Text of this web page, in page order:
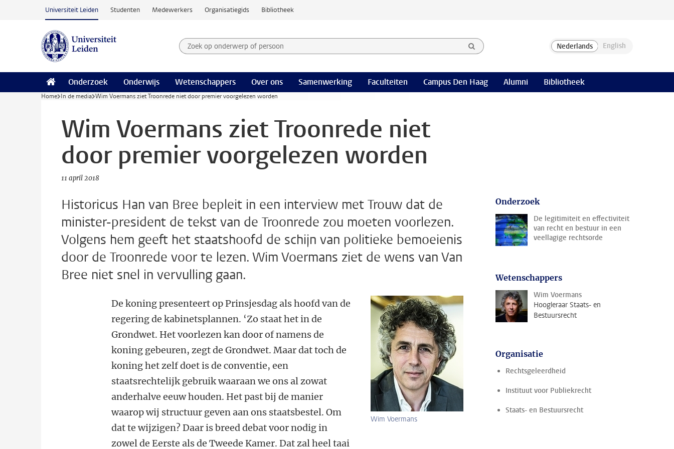
Ga naar hoofdinhoud
Universiteit Leiden Studenten Medewerkers Organisatiegids Bibliotheek
Zoek op onderwerp of persoon en selecteer categorie
Zoekterm
Onderzoek Onderwijs Wetenschappers Over ons Samenwerking Faculteiten Campus Den Haag Alumni Bibliotheek
Home In de media Wim Voermans ziet Troonrede niet door premier voorgelezen worden
Wim Voermans ziet Troonrede niet
door premier voorgelezen worden
11 april 2018
Historicus Han van Bree bepleit in een interview met Trouw dat de
minister-president de tekst van de Troonrede zou moeten voorlezen.
Volgens hem geeft het staatshoofd de schijn van politieke bemoeienis
door de Troonrede voor te lezen. Wim Voermans ziet de wens van Van
Bree niet snel in vervulling gaan.
Wim Voermans
De koning presenteert op Prinsjesdag als hoofd van de
regering de kabinetsplannen. ‘Zo staat het in de
Grondwet. Het voorlezen kan door of namens de
koning gebeuren, zegt de Grondwet. Maar dat toch de
koning het zelf doet is de conventie, een
staatsrechtelijk gebruik waaraan we ons al zowat
anderhalve eeuw houden. Het past bij de manier
waarop wij structuur geven aan ons staatsbestel. Om
dat te wijzigen? Daar is breed debat voor nodig in
zowel de Eerste als de Tweede Kamer. Dat zal heel taai
Onderzoek
De legitimiteit en effectiviteit
van recht en bestuur in een
veellagige rechtsorde
Wetenschappers
Wim Voermans
Hoogleraar Staats- en
Bestuursrecht
Organisatie
Rechtsgeleerdheid
Instituut voor Publiekrecht
Staats- en Bestuursrecht